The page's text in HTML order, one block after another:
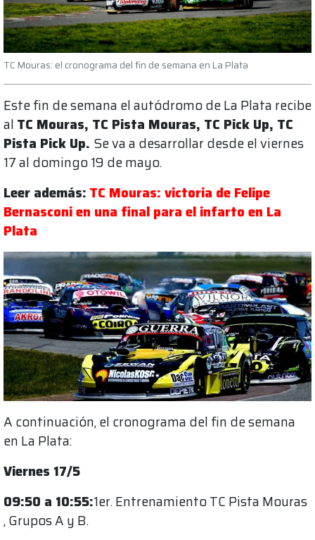
TC Mouras: el cronograma del fin de semana en La Plata
Este fin de semana el autódromo de La Plata recibe
al TC Mouras, TC Pista Mouras, TC Pick Up, TC
Pista Pick Up. Se va a desarrollar desde el viernes
17 al domingo 19 de mayo.
Leer además: TC Mouras: victoria de Felipe
Bernasconi en una final para el infarto en La
Plata
A continuación, el cronograma del fin de semana
en La Plata:
Viernes 17/5
09:50 a 10:55:1er. Entrenamiento TC Pista Mouras
, Grupos A y B.